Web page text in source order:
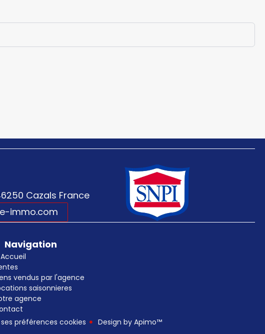
Cazals France
immo.com
Navigation
Accueil
vendus par l'agence
saisonnieres
agence
préférences cookies Design by Apimo™